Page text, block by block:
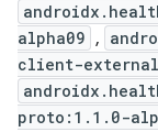
alpha09 ,
client-
proto:1.1.0-